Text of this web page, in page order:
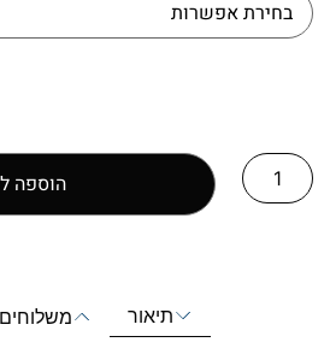
הוספה
תיאור